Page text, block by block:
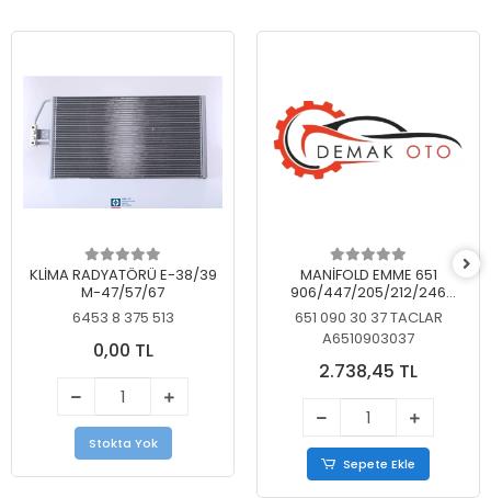
KLİMA RADYATÖRÜ E-38/39
M-47/57/67
6453 8 375 513
0,00 TL
Stokta Yok
MANİFOLD EMME 651
906/447/205/212/246
KELEBEKSİZ
651 090 30 37 TACLAR
A6510903037
2.738,45 TL
Sepete Ekle